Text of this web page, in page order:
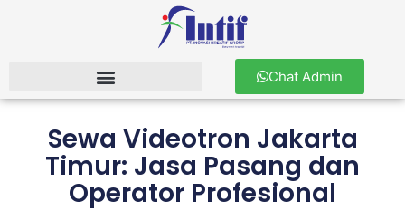
Chat Admin
Sewa Videotron Jakarta
Timur: Jasa Pasang dan
Operator Profesional